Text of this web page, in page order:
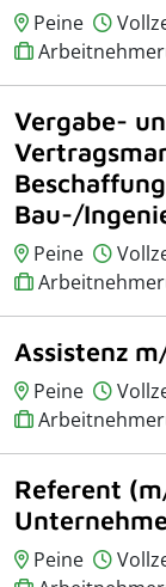
Peine
Vergabe-
Beschaffung
Bau-/
Peine
Assistenz
Peine
Referent
Peine